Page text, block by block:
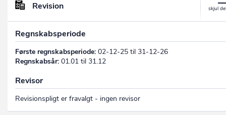
Revision
Regnskabsperiode
Første regnskabsperiode: 02-12-25 til 31-12-26
Regnskabsår: 01.01 til 31.12
Revisor
Revisionspligt er fravalgt - ingen revisor